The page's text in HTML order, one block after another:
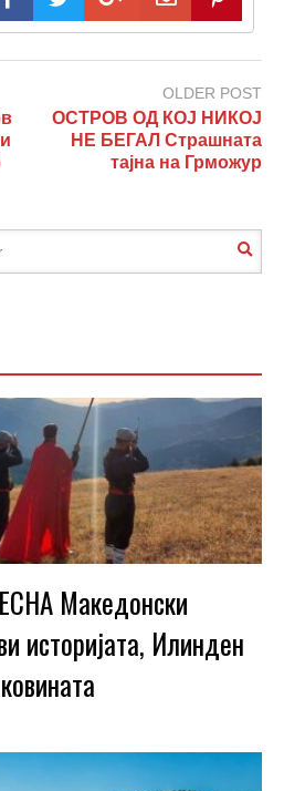
OLDER POST
ОСТРОВ ОД КОЈ НИКОЈ
НЕ БЕГАЛ Страшната
тајна на Грможур
Македонски
историјата, Илинден